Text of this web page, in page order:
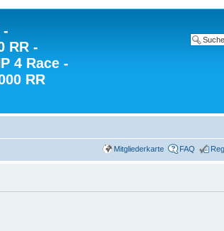
-
RR -
4 Race -
RR
Mitgliederkarte FAQ